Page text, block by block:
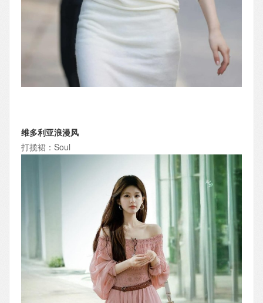
维多利亚浪漫风
打揽裙：Soul